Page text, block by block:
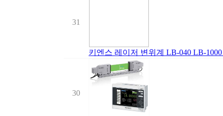
31
키엔스 레이저 변위계 LB-040 LB-
30